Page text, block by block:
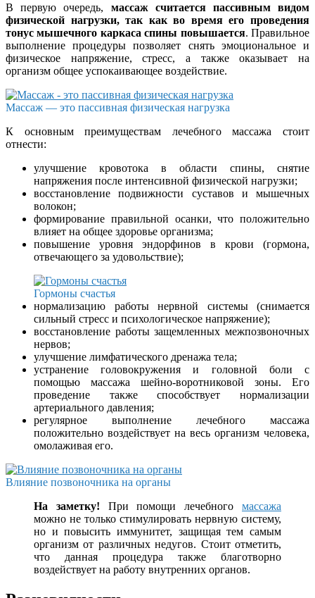
В первую очередь, массаж считается пассивным видом
физической нагрузки, так как во время его проведения
тонус мышечного каркаса спины повышается. Правильное
выполнение процедуры позволяет снять эмоциональное и
физическое напряжение, стресс, а также оказывает на
организм общее успокаивающее воздействие.
Массаж — это пассивная физическая нагрузка
К основным преимуществам лечебного массажа стоит
отнести:
улучшение кровотока в области спины, снятие
напряжения после интенсивной физической нагрузки;
восстановление подвижности суставов и мышечных
волокон;
формирование правильной осанки, что положительно
влияет на общее здоровье организма;
повышение уровня эндорфинов в крови (гормона,
отвечающего за удовольствие);
Гормоны счастья
нормализацию работы нервной системы (снимается
сильный стресс и психологическое напряжение);
восстановление работы защемленных межпозвоночных
нервов;
улучшение лимфатического дренажа тела;
устранение головокружения и головной боли с
помощью массажа шейно-воротниковой зоны. Его
проведение также способствует нормализации
артериального давления;
регулярное выполнение лечебного массажа
положительно воздействует на весь организм человека,
омолаживая его.
Влияние позвоночника на органы
На заметку! При помощи лечебногомассажа
можно не только стимулировать нервную систему,
но и повысить иммунитет, защищая тем самым
организм от различных недугов. Стоит отметить,
что данная процедура также благотворно
воздействует на работу внутренних органов.